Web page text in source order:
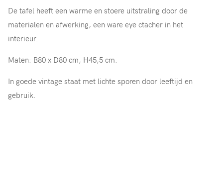
De tafel heeft een warme en stoere uitstraling door de
materialen en afwerking, een ware eye ctacher in het
interieur.
Maten: B80 x D80 cm, H45,5 cm.
In goede vintage staat met lichte sporen door leeftijd en
gebruik.